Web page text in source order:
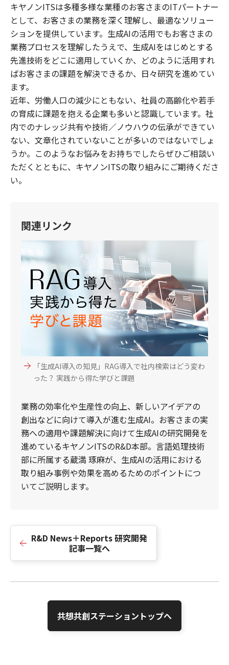
キヤノンITSは多種多様な業種のお客さまのITパートナー
として、お客さまの業務を深く理解し、最適なソリュー
ションを提供しています。生成AIの活用でもお客さまの
業務プロセスを理解したうえで、生成AIをはじめとする
先進技術をどこに適用していくか、どのように活用すれ
ばお客さまの課題を解決できるか、日々研究を進めてい
ます。
近年、労働人口の減少にともない、社員の高齢化や若手
の育成に課題を抱える企業も多いと認識しています。社
内でのナレッジ共有や技術／ノウハウの伝承ができてい
ない、文章化されていないことが多いのではないでしょ
うか。このようなお悩みをお持ちでしたらぜひご相談い
ただくとともに、キヤノンITSの取り組みにご期待くださ
い。
関連リンク
「生成AI導入の知見」RAG導入で社内検索はどう変わ
った？ 実践から得た学びと課題
業務の効率化や生産性の向上、新しいアイデアの
創出などに向けて導入が進む生成AI。お客さまの実
務への適用や課題解決に向けて生成AIの研究開発を
進めているキヤノンITSのR&D本部。言語処理技術
部に所属する蔵満 琢麻が、生成AIの活用における
取り組み事例や効果を高めるためのポイントにつ
いてご説明します。
R&D News＋Reports 研究開発
記事一覧へ
共想共創ステーショントップへ